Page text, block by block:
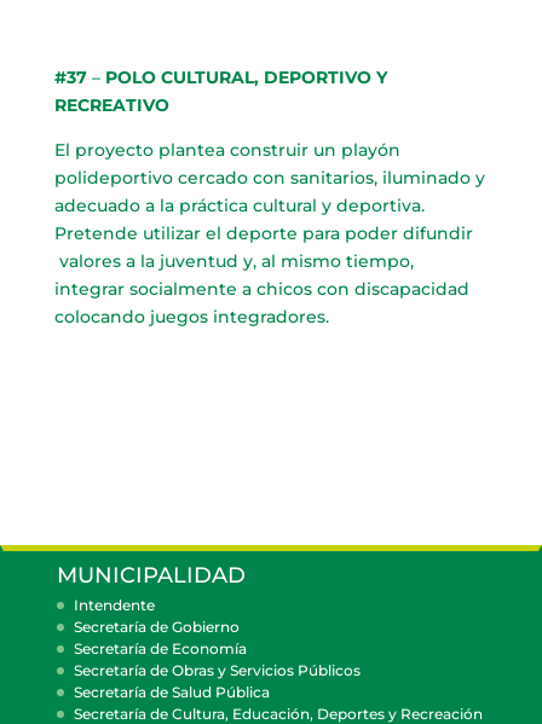
#37– POLO CULTURAL, DEPORTIVO Y
RECREATIVO
El proyecto plantea construir un playón
polideportivo cercado con sanitarios, iluminado y
adecuado a la práctica cultural y deportiva.
Pretende utilizar el deporte para poder difundir
valores a la juventud y, al mismo tiempo,
integrar socialmente a chicos con discapacidad
colocando juegos integradores.
MUNICIPALIDAD
Intendente
Secretaría de Gobierno
Secretaría de Economía
Secretaría de Obras y Servicios Públicos
Secretaría de Salud Pública
Secretaría de Cultura, Educación, Deportes y Recreación